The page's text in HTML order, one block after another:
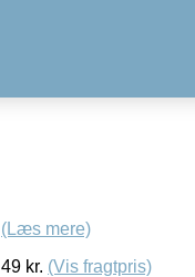
(Læs mere)
49 kr. (Vis fragtpris)